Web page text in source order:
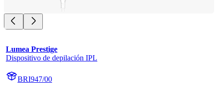
Lumea Prestige
Dispositivo de depilación IPL
BRI947/00